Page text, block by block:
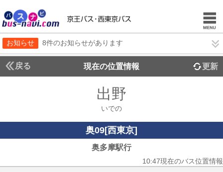
お知らせ 8件のお知らせがあります
戻る 現在の位置情報 更新
出野
いでの
奥09[西東京]
奥多摩駅行
10:47現在のバス位置情報